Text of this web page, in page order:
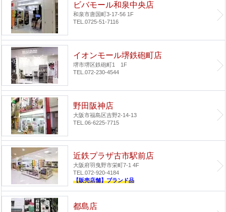
ビバモール和泉中央店
和泉市唐国町3-17-56 1F
TEL.0725-51-7116
イオンモール堺鉄砲町店
堺市堺区鉄砲町1 1F
TEL.072-230-4544
野田阪神店
大阪市福島区吉野2-14-13
TEL.06-6225-7715
近鉄プラザ古市駅前店
大阪府羽曳野市栄町7-1 4F
TEL.072-920-4184
【販売店舗】ブランド品
都島店